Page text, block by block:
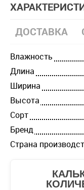
ДОСТАВКА
Влажность
Длина
Ширина
Высота
Cорт
Бренд
Страна